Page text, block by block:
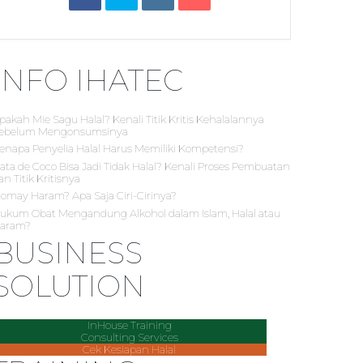
IHATEC
Mie Sagu Halal? Kenali Titik Kritis Kehalalannya
Mengonsumsinya
Penyelia Halal Harus Memiliki Kompetensi?
de Coco Bisa Jadi Tidak Halal? Kenali Proses Pembuatan
Titik Kritisnya
Haram? Apa Saja Ciri-Cirinya?
Obat Mengandung Alkohol dalam Islam, Halal atau
InHouse Training
Consulting Services
Cek Kesiapan Halal